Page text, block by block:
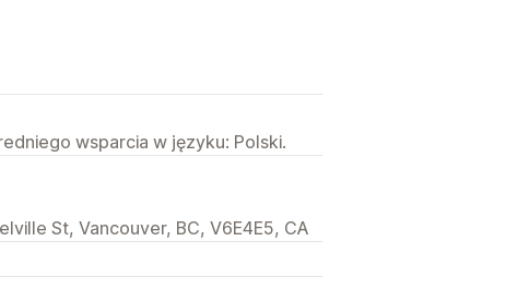
wsparcia w języku: Polski.
St, Vancouver, BC, V6E4E5, CA